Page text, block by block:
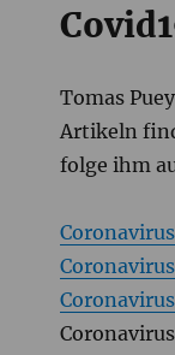
Tomas
Artikeln
folge ihm